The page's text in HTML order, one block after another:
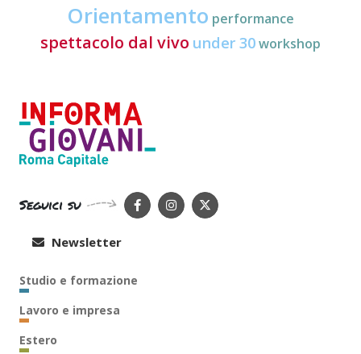
Orientamento performance
spettacolo dal vivo under 30workshop
Seguici su
Newsletter
Studio e formazione
Lavoro e impresa
Estero